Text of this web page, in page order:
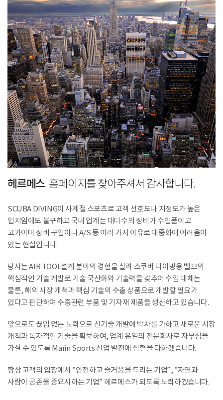
헤르메스 홈페이지를 찾아주셔서 감사합니다.
SCUBA DIVING이 사계절 스포츠로 고객 선호도나 지정도가 높은
입지임에도 불구하고 국내 업계는 대다수의 장비가 수입품이고
고가이며 장비 구입이나 A/S 등 여러 가지 이유로 대중화에 어려움이
있는 현실입니다.
당사는 AIR TOOL설계 분야의 경험을 살려 스쿠버 다이빙용 밸브의
핵심적인 기술 개발로 기술 국산화와 기술력을 갖추어 수입 대체는
물론, 해외 시장 개척과 핵심 기술의 수출 상품으로 개발할 필요가
있다고 판단하여 수중관련 부품 및 기자재 제품을 생산하고 있습니다.
앞으로도 끊임 없는 노력으로 신기술 개발에 박차를 가하고 새로운 시장
개척과 독자적인 기술을 확보하여, 업계 유일의 전문회사로 자부심을
가질 수 있도록 Marin Sports 산업 발전에 심혈을 다하겠습니다.
항상 고객의 입장에서 “안전하고 즐거움을 드리는 기업”, “자연과
사람이 공존을 중요시하는 기업” 헤르메스가 되도록 노력하겠습니다.